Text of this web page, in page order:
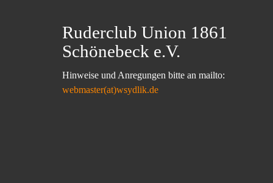
Ruderclub Union 1861
Schönebeck e.V.
Hinweise und Anregungen bitte an mailto:
webmaster(at)wsydlik.de